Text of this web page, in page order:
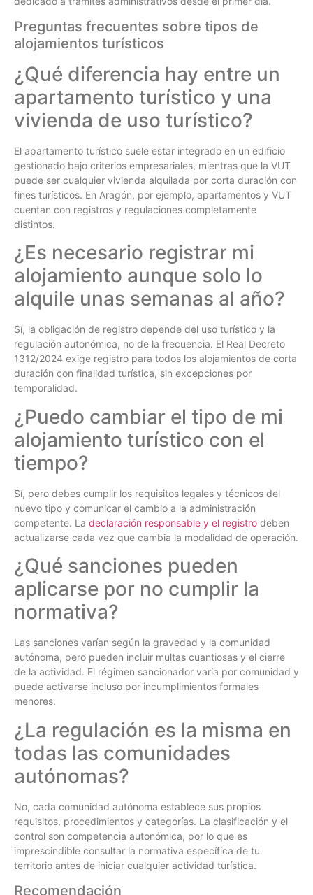
Preguntas frecuentes sobre tipos de
alojamientos turísticos
¿Qué diferencia hay entre un
apartamento turístico y una
vivienda de uso turístico?
El apartamento turístico suele estar integrado en un edificio
gestionado bajo criterios empresariales, mientras que la VUT
puede ser cualquier vivienda alquilada por corta duración con
fines turísticos. En Aragón, por ejemplo, apartamentos y VUT
cuentan con registros y regulaciones completamente
distintos.
¿Es necesario registrar mi
alojamiento aunque solo lo
alquile unas semanas al año?
Sí, la obligación de registro depende del uso turístico y la
regulación autonómica, no de la frecuencia. El Real Decreto
1312/2024 exige registro para todos los alojamientos de corta
duración con finalidad turística, sin excepciones por
temporalidad.
¿Puedo cambiar el tipo de mi
alojamiento turístico con el
tiempo?
Sí, pero debes cumplir los requisitos legales y técnicos del
nuevo tipo y comunicar el cambio a la administración
competente. La declaración responsable y el registro deben
actualizarse cada vez que cambia la modalidad de operación.
¿Qué sanciones pueden
aplicarse por no cumplir la
normativa?
Las sanciones varían según la gravedad y la comunidad
autónoma, pero pueden incluir multas cuantiosas y el cierre
de la actividad. El régimen sancionador varía por comunidad y
puede activarse incluso por incumplimientos formales
menores.
¿La regulación es la misma en
todas las comunidades
autónomas?
No, cada comunidad autónoma establece sus propios
requisitos, procedimientos y categorías. La clasificación y el
control son competencia autonómica, por lo que es
imprescindible consultar la normativa específica de tu
territorio antes de iniciar cualquier actividad turística.
Recomendación